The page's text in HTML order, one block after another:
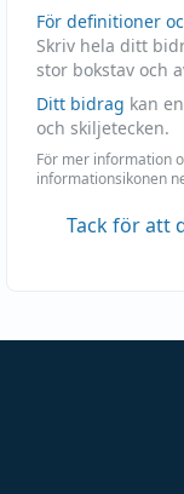
För definitioner
Skriv hela ditt
stor bokstav och
Ditt bidrag kan
och skiljetecken.
För mer information
informationsikonen
Tack för att